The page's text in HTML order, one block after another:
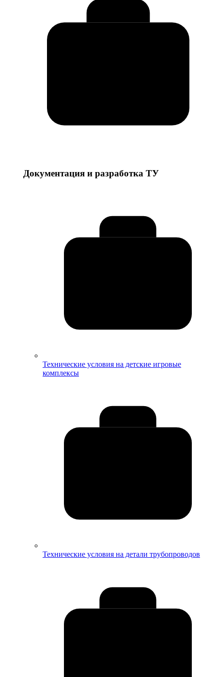
Документация и разработка ТУ
Технические условия на детские игровые
комплексы
Технические условия на детали трубопроводов